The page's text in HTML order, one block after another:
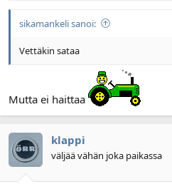
l
a
ä
sikamankeli sanoi:
Vettäkin sataa
Mutta ei haittaa
klappi
väljää vähän joka paikassa